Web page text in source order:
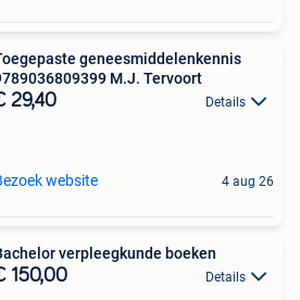
geneesmiddelenkennis
M.J. Tervoort
29,40 Details
website 4 aug 26
verpleegkunde boeken
150,00 Details